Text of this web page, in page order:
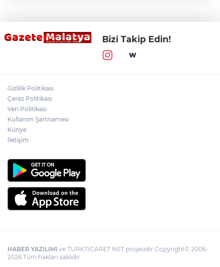
Bizi Takip Edin!
Gizlilik Politikası
Çerez Politikası
Veri Politikası
Kullanım Şartnamesi
Künye
İletişim
HABER YAZILIMI ve TURKTICARET.NET projesidir Copyright© 2006-
2026 Tüm hakları saklıdır.